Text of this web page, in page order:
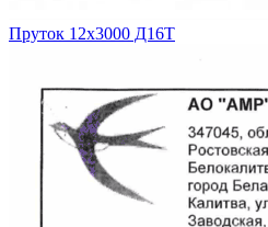
Пруток 12х3000 Д16Т